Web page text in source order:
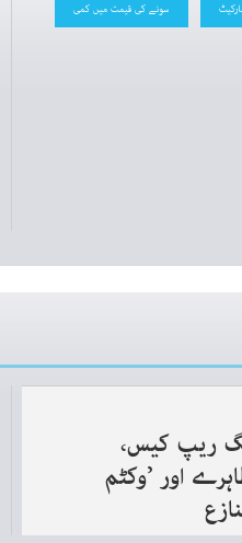
سونے کی قیمت میں کمی
ریپ کیس،
اور ’وکٹم